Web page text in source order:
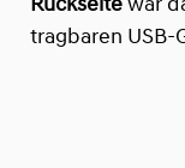
Rückseite war
tragbaren USB-